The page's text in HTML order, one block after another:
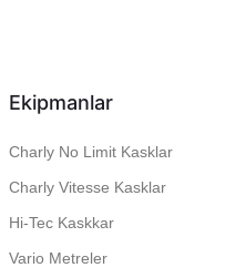
Ekipmanlar
Charly No Limit Kasklar
Charly Vitesse Kasklar
Hi-Tec Kaskkar
Vario Metreler